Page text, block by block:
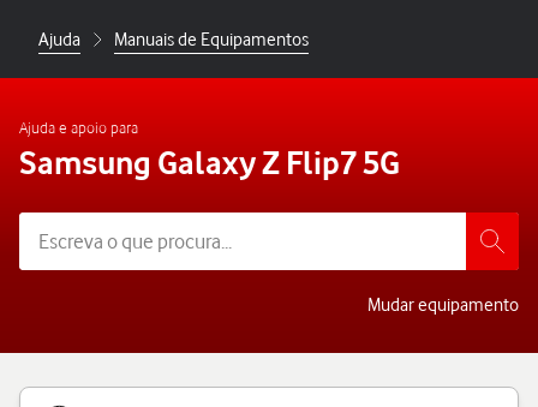
Ajuda Manuais de Equipamentos
Ajuda e apoio para
Samsung Galaxy Z Flip7 5G
Mudar equipamento